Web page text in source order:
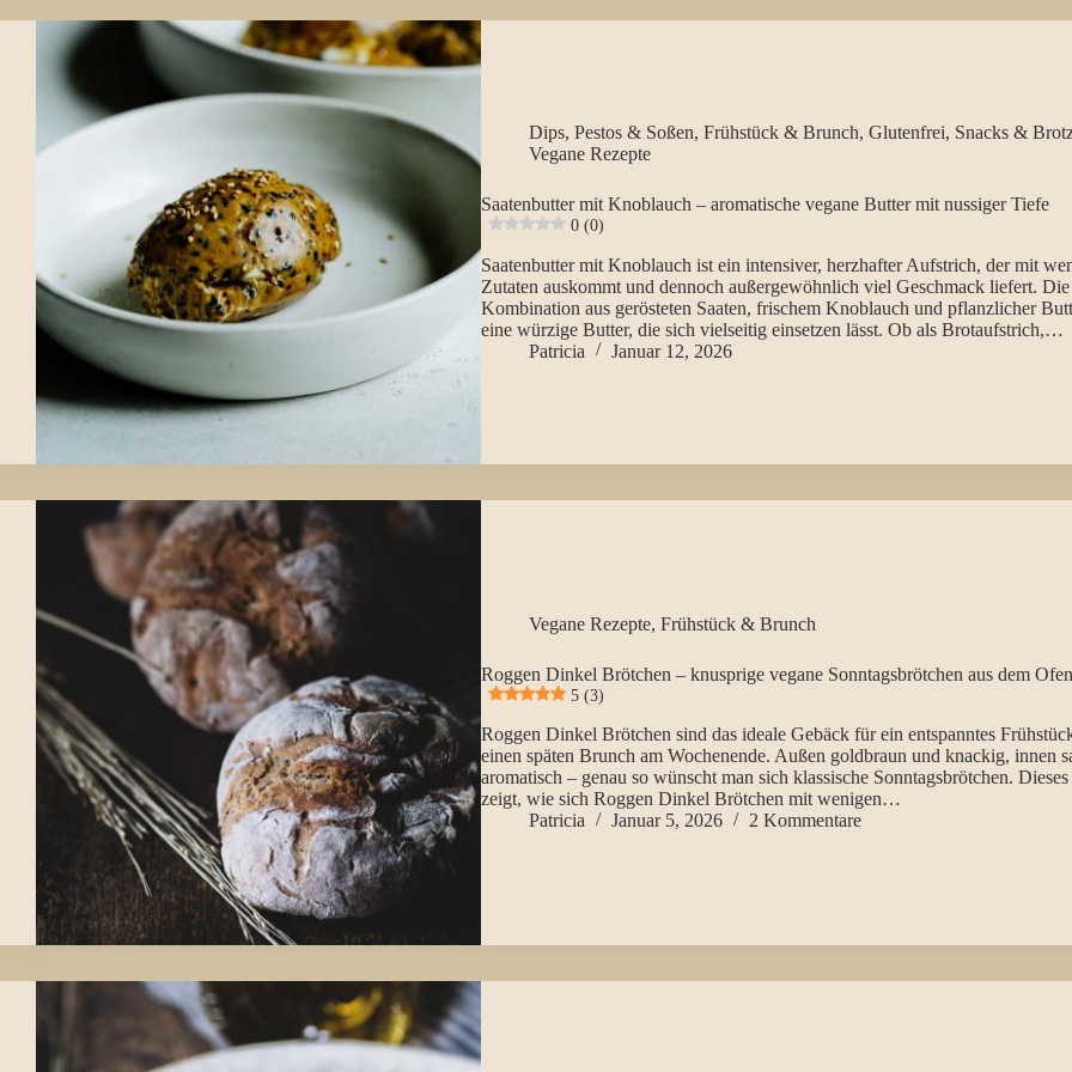
Dips, Pestos & Soßen, Frühstück & Brunch, Glutenfrei, Snacks &
Vegane Rezepte
Saatenbutter mit Knoblauch – aromatische vegane Butter mit nussiger Tiefe
0 (0)
Saatenbutter mit Knoblauch ist ein intensiver, herzhafter Aufstrich, der mit
Zutaten auskommt und dennoch außergewöhnlich viel Geschmack liefert. Die
Kombination aus gerösteten Saaten, frischem Knoblauch und pflanzlicher
eine würzige Butter, die sich vielseitig einsetzen lässt. Ob als Brotaufstrich,…
Patricia
Januar 12, 2026
Vegane Rezepte, Frühstück & Brunch
Roggen Dinkel Brötchen – knusprige vegane Sonntagsbrötchen aus dem Ofen
5 (3)
Roggen Dinkel Brötchen sind das ideale Gebäck für ein entspanntes
einen späten Brunch am Wochenende. Außen goldbraun und knackig, innen
aromatisch – genau so wünscht man sich klassische Sonntagsbrötchen.
zeigt, wie sich Roggen Dinkel Brötchen mit wenigen…
Patricia
Januar 5, 2026 2 Kommentare